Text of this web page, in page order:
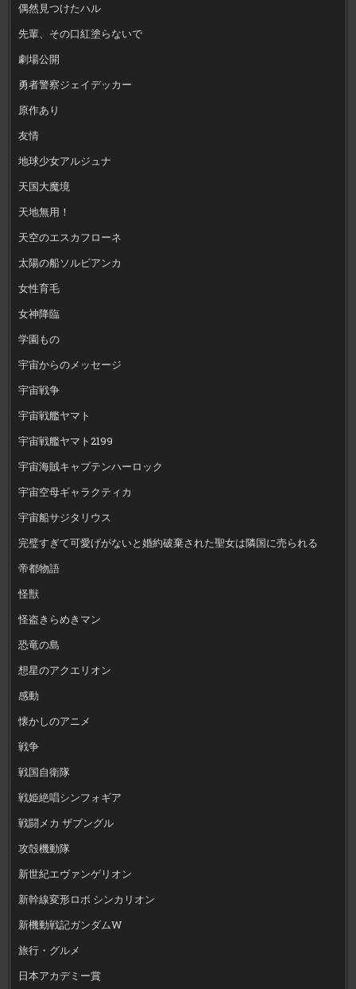
偶然見つけたハル
先輩、その口紅塗らないで
劇場公開
勇者警察ジェイデッカー
原作あり
友情
地球少女アルジュナ
天国大魔境
天地無用！
天空のエスカフローネ
太陽の船ソルビアンカ
女性育毛
女神降臨
学園もの
宇宙からのメッセージ
宇宙戦争
宇宙戦艦ヤマト
宇宙戦艦ヤマト2199
宇宙海賊キャプテンハーロック
宇宙空母ギャラクティカ
宇宙船サジタリウス
完璧すぎて可愛げがないと婚約破棄された聖女は隣国に売られる
帝都物語
怪獣
怪盗きらめきマン
恐竜の島
想星のアクエリオン
感動
懐かしのアニメ
戦争
戦国自衛隊
戦姫絶唱シンフォギア
戦闘メカ ザブングル
攻殻機動隊
新世紀エヴァンゲリオン
新幹線変形ロボ シンカリオン
新機動戦記ガンダムW
旅行・グルメ
日本アカデミー賞